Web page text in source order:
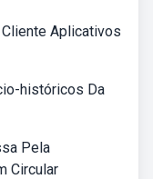
Aplicativos
históricos Da
Pela
Circular